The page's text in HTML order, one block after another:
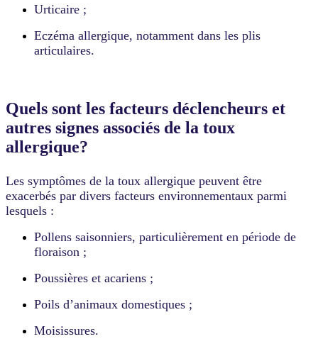
Urticaire ;
Eczéma allergique, notamment dans les plis
articulaires.
Quels sont les facteurs déclencheurs et
autres signes associés de la toux
allergique?
Les symptômes de la toux allergique peuvent être
exacerbés par divers facteurs environnementaux parmi
lesquels :
Pollens saisonniers, particulièrement en période de
floraison ;
Poussières et acariens ;
Poils d’animaux domestiques ;
Moisissures.